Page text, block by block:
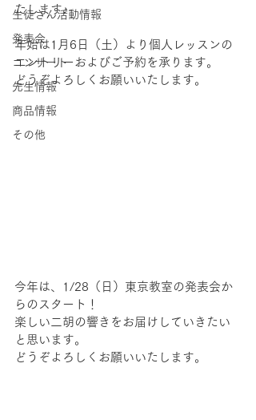
生徒さん活動情報
発表会
コンサート
先生情報
商品情報
その他
たします♪
年始は1月6日（土）より個人レッスンの
エントリーおよびご予約を承ります。
どうぞよろしくお願いいたします。
今年は、1/28（日）東京教室の発表会か
らのスタート！
楽しい二胡の響きをお届けしていきたい
と思います。
どうぞよろしくお願いいたします。